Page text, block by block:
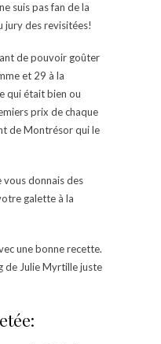
suis pas fan de la
jury des revisitées!
de pouvoir goûter
et 29 à la
qui était bien ou
prix de chaque
de Montrésor qui le
vous donnais des
galette à la
une bonne recette.
de Julie Myrtille juste